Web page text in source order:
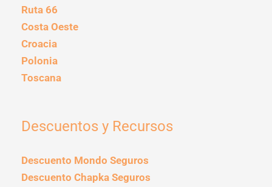
Ruta 66
Costa Oeste
Croacia
Polonia
Toscana
Descuentos y Recursos
Descuento Mondo Seguros
Descuento Chapka Seguros